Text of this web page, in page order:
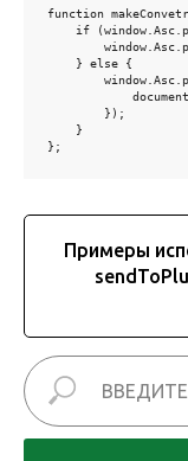
function
if
    } else {
        });
    }
};
Примеры